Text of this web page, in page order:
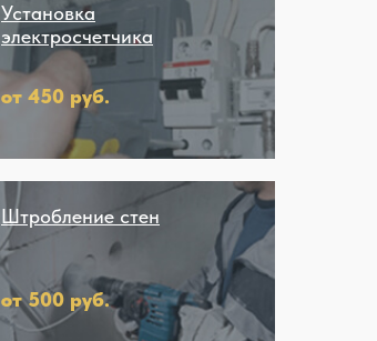
Установка
электросчетчика
от 450 руб.
Штробление стен
от 500 руб.